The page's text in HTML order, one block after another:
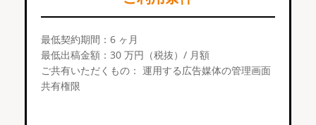
最低契約期間：6 ヶ月
最低出稿金額：30 万円（税抜）/ 月額
ご共有いただくもの： 運用する広告媒体の管理画面
共有権限